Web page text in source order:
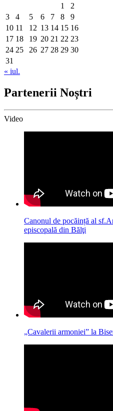
1
2
3
4 5 6 7 8
9
10 11 12 13 14 15 16
17 18 19 20 21 22 23
24 25 26 27 28 29 30
31
« iul.
Partenerii Noștri
Video
Canonul de pocăință al
episcopală din Bălţi
„Cavalerii armoniei” la